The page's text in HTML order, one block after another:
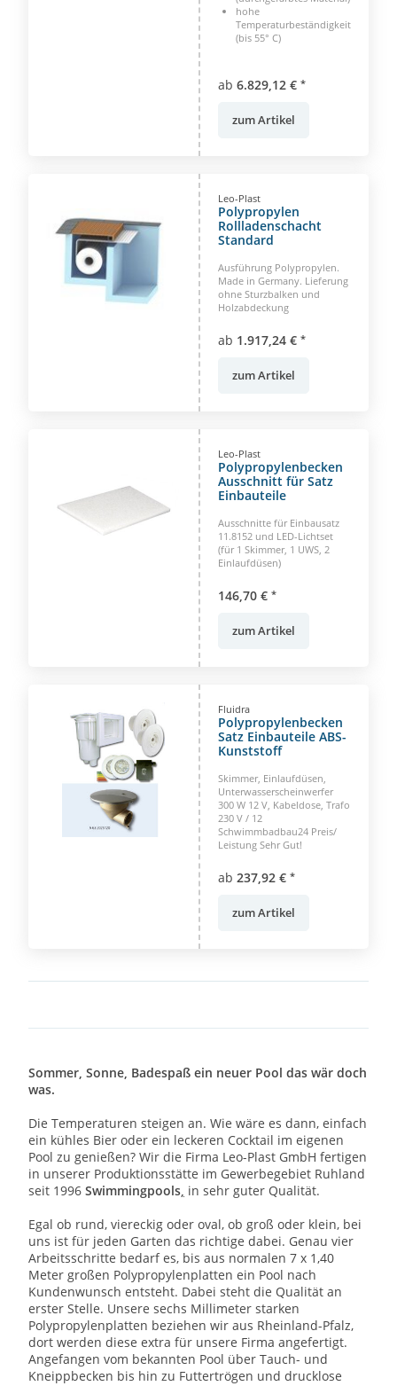
hohe
Temperaturbeständigkeit
(bis 55° C)
ab 6.829,12 € *
zum Artikel
Leo-Plast
Polypropylen
Rollladenschacht
Standard
Ausführung Polypropylen.
Made in Germany. Lieferung
ohne Sturzbalken und
Holzabdeckung
ab 1.917,24 € *
zum Artikel
Leo-Plast
Polypropylenbecken
Ausschnitt für Satz
Einbauteile
Ausschnitte für Einbausatz
11.8152 und LED-Lichtset
(für 1 Skimmer, 1 UWS, 2
Einlaufdüsen)
146,70 € *
zum Artikel
Fluidra
Polypropylenbecken
Satz Einbauteile ABS-
Kunststoff
Skimmer, Einlaufdüsen,
Unterwasserscheinwerfer
300 W 12 V, Kabeldose, Trafo
230 V / 12
Schwimmbadbau24 Preis/
Leistung Sehr Gut!
ab 237,92 € *
zum Artikel
Sommer, Sonne, Badespaß ein neuer Pool das wär doch
was.
Die Temperaturen steigen an. Wie wäre es dann, einfach
ein kühles Bier oder ein leckeren Cocktail im eigenen
Pool zu genießen? Wir die Firma Leo-Plast GmbH fertigen
in unserer Produktionsstätte im Gewerbegebiet Ruhland
seit 1996 Swimmingpools, in sehr guter Qualität.
Egal ob rund, viereckig oder oval, ob groß oder klein, bei
uns ist für jeden Garten das richtige dabei. Genau vier
Arbeitsschritte bedarf es, bis aus normalen 7 x 1,40
Meter großen Polypropylenplatten ein Pool nach
Kundenwunsch entsteht. Dabei steht die Qualität an
erster Stelle. Unsere sechs Millimeter starken
Polypropylenplatten beziehen wir aus Rheinland-Pfalz,
dort werden diese extra für unsere Firma angefertigt.
Angefangen vom bekannten Pool über Tauch- und
Kneippbecken bis hin zu Futtertrögen und drucklose